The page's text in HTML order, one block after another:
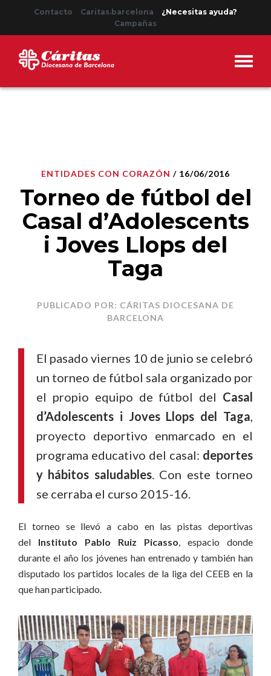
Contacto Caritas.barcelona
¿Necesitas ayuda?
Campañas
ENTIDADES CON CORAZÓN / 16/06/2016
Torneo de fútbol del
Casal d’Adolescents
i Joves Llops del
Taga
PUBLICADO POR: CÁRITAS DIOCESANA DE
BARCELONA
El pasado viernes 10 de junio se celebró
un torneo de fútbol sala organizado por
el propio equipo de fútbol del Casal
d’Adolescents i Joves Llops del Taga,
proyecto deportivo enmarcado en el
programa educativo del casal: deportes
y hábitos saludables. Con este torneo
se cerraba el curso 2015-16.
El torneo se llevó a cabo en las pistas deportivas
del Instituto Pablo Ruiz Picasso, espacio donde
durante el año los jóvenes han entrenado y también han
disputado los partidos locales de la liga del CEEB en la
que han participado.